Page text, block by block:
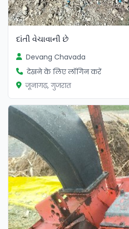
દાંતી વેચાવાની છે
Devang Chavada
देखने के लिए लॉगिन करें
जूनागढ़, गुजरात